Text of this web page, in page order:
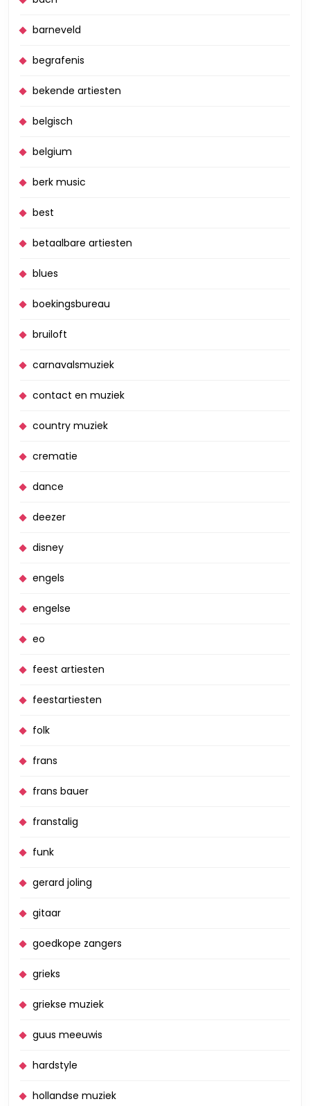
barneveld
begrafenis
bekende artiesten
belgisch
belgium
berk music
best
betaalbare artiesten
blues
boekingsbureau
bruiloft
carnavalsmuziek
contact en muziek
country muziek
crematie
dance
deezer
disney
engels
engelse
eo
feest artiesten
feestartiesten
folk
frans
frans bauer
franstalig
funk
gerard joling
gitaar
goedkope zangers
grieks
griekse muziek
guus meeuwis
hardstyle
hollandse muziek